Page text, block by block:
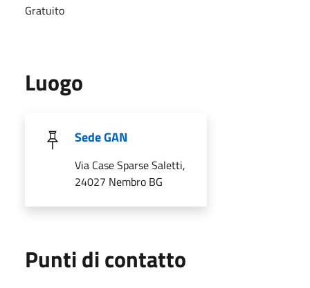
Gratuito
Luogo
Sede GAN
Via Case Sparse Saletti,
24027 Nembro BG
Punti di contatto